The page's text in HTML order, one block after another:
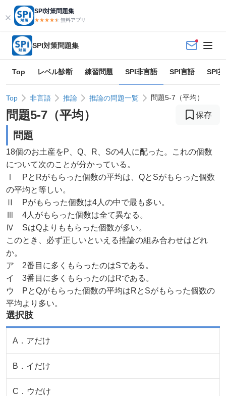
SPI対策問題集
★★★★★
★ 無料アプリ
SPI対策問題集
Top レベル診断 練習問題 SPI非言語 SPI言語 SPI
Top 非言語 推論 推論の問題一覧 問題5-7（平均）
問題5-7 （平均） 保存
問題
18個のお土産をP、Q、R、Sの4人に配った。これの個数
について次のことが分かっている。
Ⅰ PとRがもらった個数の平均は、QとSがもらった個数
の平均と等しい。
Ⅱ Pがもらった個数は4人の中で最も多い。
Ⅲ 4人がもらった個数は全て異なる。
Ⅳ SはQよりももらった個数が多い。
このとき、必ず正しいといえる推論の組み合わせはどれ
か。
ア 2番目に多くもらったのはSである。
イ 3番目に多くもらったのはRである。
ウ PとQがもらった個数の平均はRとSがもらった個数の
平均より多い。
選択肢
A ． アだけ
B ． イだけ
C ． ウだけ